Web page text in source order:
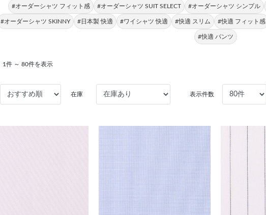
#オーダーシャツ フィット感 #オーダーシャツ SUIT SELECT #オーダーシャツ シンプル
#オーダーシャツ SKINNY #日本製 快適 #ワイシャツ 快適 #快適 スリム #快適 フィット感
#快適 パンツ
1件 ～ 80件を表示
在庫 表示件数